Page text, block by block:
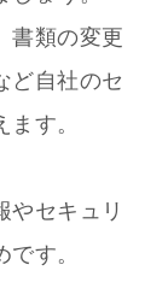
書類の変更
ど自社のセ
す。
やセキュリ
す。